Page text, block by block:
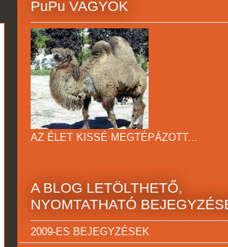
PuPu VAGYOK
AZ ÉLET KISSÉ MEGTÉPÁZOTT...
A BLOG LETÖLTHETŐ,
NYOMTATHATÓ
2009-ES BEJEGYZÉSEK